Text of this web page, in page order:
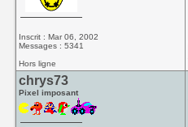
Inscrit : Mar 06, 2002
Messages : 5341
Hors ligne
chrys73
Pixel imposant